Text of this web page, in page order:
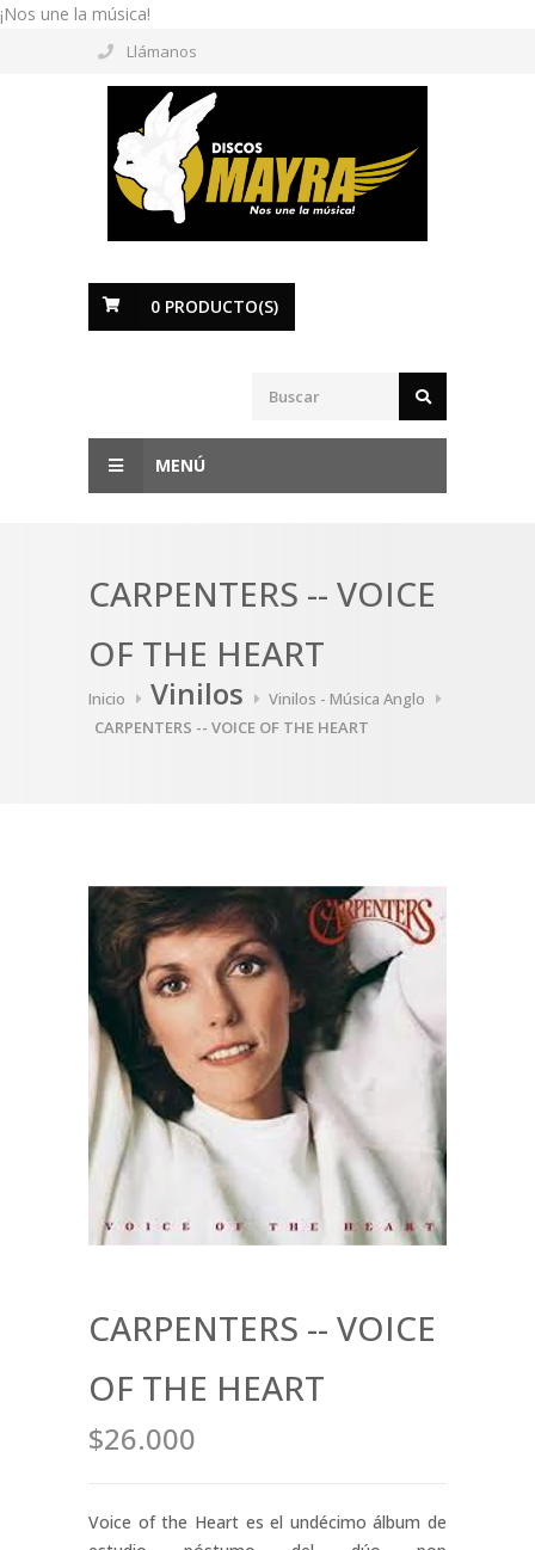
¡Nos une la música!
Llámanos
0 PRODUCTO(S)
MENÚ
CARPENTERS -- VOICE
OF THE HEART
Inicio Vinilos
Vinilos - Música Anglo
CARPENTERS -- VOICE OF THE HEART
CARPENTERS -- VOICE
OF THE HEART
$26.000
Voice of the Heart es el undécimo álbum de